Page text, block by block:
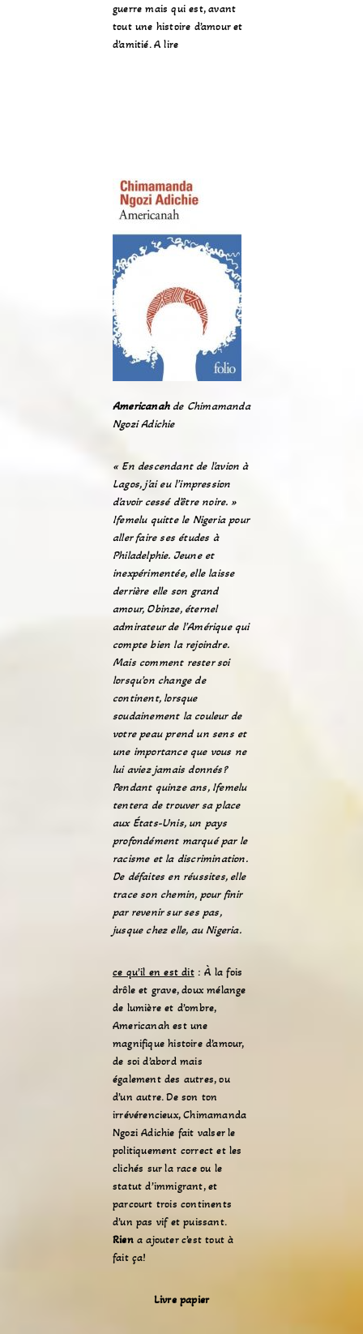
guerre mais qui est, avant
tout une histoire d’amour et
d’amitié. A lire
Americanahde Chimamanda
Ngozi Adichie
« En descendant de l’avion à
Lagos, j’ai eu l’impression
d’avoir cessé d’être noire. »
Ifemelu quitte le Nigeria pour
aller faire ses études à
Philadelphie. Jeune et
inexpérimentée, elle laisse
derrière elle son grand
amour, Obinze, éternel
admirateur de l’Amérique qui
compte bien la rejoindre.
Mais comment rester soi
lorsqu’on change de
continent, lorsque
soudainement la couleur de
votre peau prend un sens et
une importance que vous ne
lui aviez jamais donnés?
Pendant quinze ans, Ifemelu
tentera de trouver sa place
aux États-Unis, un pays
profondément marqué par le
racisme et la discrimination.
De défaites en réussites, elle
trace son chemin, pour finir
par revenir sur ses pas,
jusque chez elle, au Nigeria.
ce qu’il en est dit: À la fois
drôle et grave, doux mélange
de lumière et d’ombre,
Americanah est une
magnifique histoire d’amour,
de soi d’abord mais
également des autres, ou
d’un autre. De son ton
irrévérencieux, Chimamanda
Ngozi Adichie fait valser le
politiquement correct et les
clichés sur la race ou le
statut d’immigrant, et
parcourt trois continents
d’un pas vif et puissant.
Riena ajouter c’est tout à
fait ça!
Livre papier